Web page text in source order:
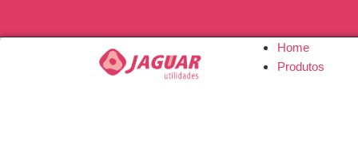
Home
Produtos